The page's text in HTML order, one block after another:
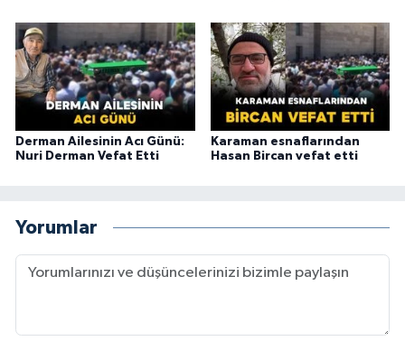
Derman Ailesinin Acı Günü:
Nuri Derman Vefat Etti
Karaman esnaflarından
Hasan Bircan vefat etti
Yorumlar